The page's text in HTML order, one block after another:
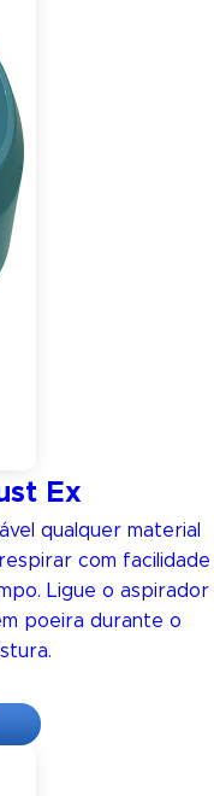
Ex
qualquer material
com facilidade
Ligue o aspirador
poeira durante o